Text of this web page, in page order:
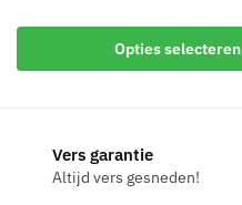
€ 13,49
Opties selecteren
Dit
optie
Vers garantie
Altijd vers gesneden!